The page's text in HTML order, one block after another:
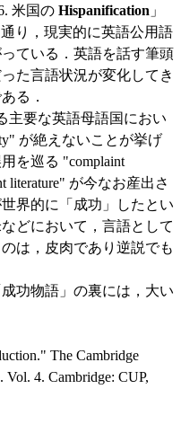
米国の Hispanification 」
り，現実的に英語公用語
ている．英語を話す筆頭
た言語状況が変化してき
る．
要な英語母語国におい
が絶えないことが挙げ
を巡る "complaint
literature" が今なお産出さ
界的に「成功」したとい
どにおいて，言語として
は，皮肉であり逆説でも
功物語」の裏には，大い
The Cambridge
Vol. 4. Cambridge: CUP,